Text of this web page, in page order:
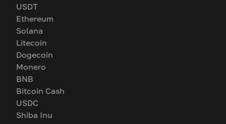
USDT
Ethereum
Solana
Litecoin
Dogecoin
Monero
BNB
Bitcoin Cash
USDC
Shiba Inu